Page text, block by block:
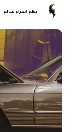
بقلم اسراء سالم